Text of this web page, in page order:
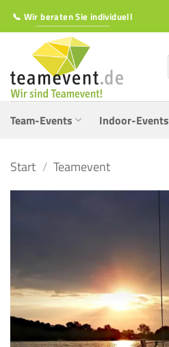
📞 Wir beraten Sie individuell
Team-Events Indoor-Events
Start / Teamevent